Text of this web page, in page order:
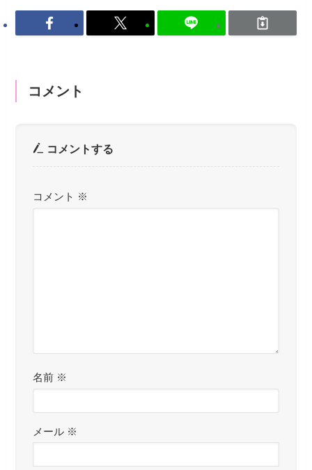
コメント
コメントする
コメント ※
名前 ※
メール ※